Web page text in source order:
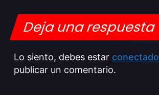
Deja una respuesta
Lo siento, debes estar conectado
publicar un comentario.